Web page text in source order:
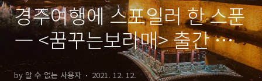
경주여행에 스포일러 한 스푼
― <꿈꾸는보라매> 출간 예
고!
by 알 수 없는 사용자 2021. 12. 12.